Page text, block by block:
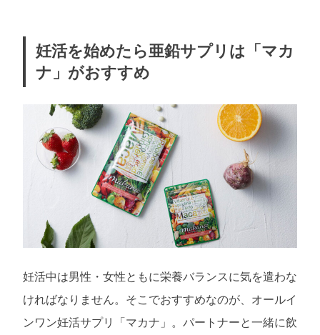
妊活を始めたら亜鉛サプリは「マカ
ナ」がおすすめ
妊活中は男性・女性ともに栄養バランスに気を遣わな
ければなりません。そこでおすすめなのが、オールイ
ンワン妊活サプリ「マカナ」。パートナーと一緒に飲